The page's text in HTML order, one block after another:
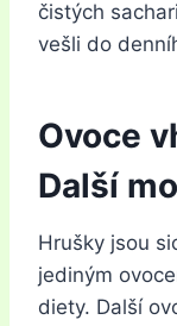
čistých
vešli do
Ovoce
Další
Hrušky jsou
jediným
diety. Další